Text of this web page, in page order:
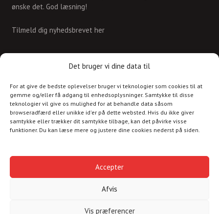
Det bruger vi dine data til
For at give de bedste oplevelser bruger vi teknologier som cookies til at
gemme og/eller få adgang til enhedsoplysninger. Samtykke til disse
teknologier vil give os mulighed for at behandle data såsom
browseradfærd eller unikke id'er på dette websted. Hvis du ikke giver
samtykke eller trækker dit samtykke tilbage, kan det påvirke visse
funktioner. Du kan læse mere og justere dine cookies nederst på siden.
Accepter
Afvis
Vis præferencer
ønske det. God læsning!
Tilmeld dig nyhedsbrevet her
Skriv til os på
info@christianshavnskvarter.dk
Christiania
Kultur
Havnen
Cookiepolitik